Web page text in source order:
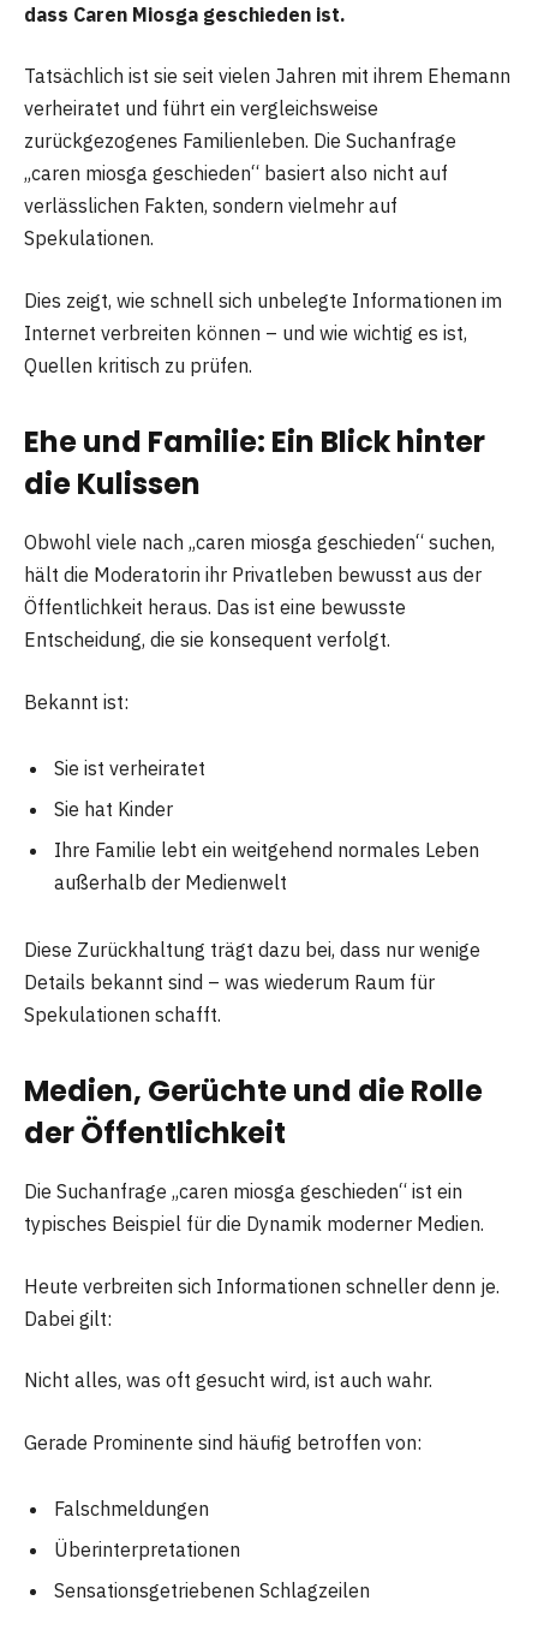
dass Caren Miosga geschieden ist.
Tatsächlich ist sie seit vielen Jahren mit ihrem Ehemann
verheiratet und führt ein vergleichsweise
zurückgezogenes Familienleben. Die Suchanfrage
„caren miosga geschieden“ basiert also nicht auf
verlässlichen Fakten, sondern vielmehr auf
Spekulationen.
Dies zeigt, wie schnell sich unbelegte Informationen im
Internet verbreiten können – und wie wichtig es ist,
Quellen kritisch zu prüfen.
Ehe und Familie: Ein Blick hinter
die Kulissen
Obwohl viele nach „caren miosga geschieden“ suchen,
hält die Moderatorin ihr Privatleben bewusst aus der
Öffentlichkeit heraus. Das ist eine bewusste
Entscheidung, die sie konsequent verfolgt.
Bekannt ist:
Sie ist verheiratet
Sie hat Kinder
Ihre Familie lebt ein weitgehend normales Leben
außerhalb der Medienwelt
Diese Zurückhaltung trägt dazu bei, dass nur wenige
Details bekannt sind – was wiederum Raum für
Spekulationen schafft.
Medien, Gerüchte und die Rolle
der Öffentlichkeit
Die Suchanfrage „caren miosga geschieden“ ist ein
typisches Beispiel für die Dynamik moderner Medien.
Heute verbreiten sich Informationen schneller denn je.
Dabei gilt:
Nicht alles, was oft gesucht wird, ist auch wahr.
Gerade Prominente sind häufig betroffen von:
Falschmeldungen
Überinterpretationen
Sensationsgetriebenen Schlagzeilen